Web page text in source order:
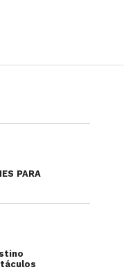
A bordo del
mientras
del
PARA